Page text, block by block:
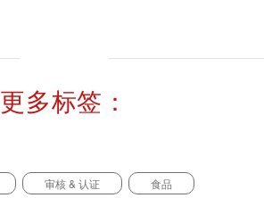
更多标签：
审核 & 认证 食品